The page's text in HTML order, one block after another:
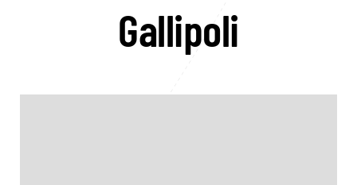
Gallipoli